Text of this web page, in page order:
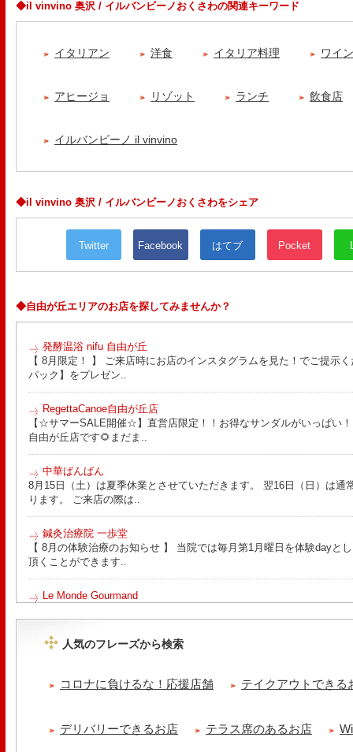
◆il vinvino 奥沢 / イルバンビーノおくさわの関連キーワード
イタリアン 洋食 イタリア料理 ワイ
アヒージョ リゾット ランチ 飲食店
イルバンビーノ il vinvino
◆il vinvino 奥沢 / イルバンビーノおくさわをシェア
Twitter Facebook はてブ Pocket
◆自由が丘エリアのお店を探してみませんか？
発酵温浴 nifu 自由が丘
【 8月限定！ 】 ご来店時にお店のインスタグラムを見た！でご提示
パック】をプレゼン..
RegettaCanoe自由が丘店
【☆サマーSALE開催☆】直営店限定！！お得なサンダルがいっぱい
自由が丘店です🌻まだま..
中華ばんばん
8月15日（土）は夏季休業とさせていただきます。 翌16日（日）は通
ります。 ご来店の際は..
鍼灸治療院 一歩堂
【 8月の体験治療のお知らせ 】 当院では毎月第1月曜日を体験dayと
頂くことができます..
Le Monde Gourmand
ッコラサラダをそえて)手..
【 平日限定ランチメニュー 】 ワンプレートランチ登場！！パスタや
人気のフレーズから検索
コロナに負けるな！応援店舗 テイクアウトできる
デリバリーできるお店 テラス席のあるお店